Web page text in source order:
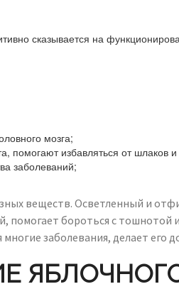
сказывается на
мозга;
помогают избавляться от шлаков
заболеваний;
веществ. Осветленный и
помогает бороться с
заболевания, делает